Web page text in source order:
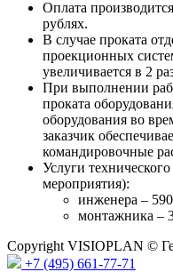
Оплата
рублях.
В случае проката
проекционных
увеличивается в 2
При выполнении
проката
оборудования во
заказчик
командировочные
Услуги
мероприятия):
инженера –
монтажника –
Copyright VISIOPLAN ©
+7 (495) 661-77-71